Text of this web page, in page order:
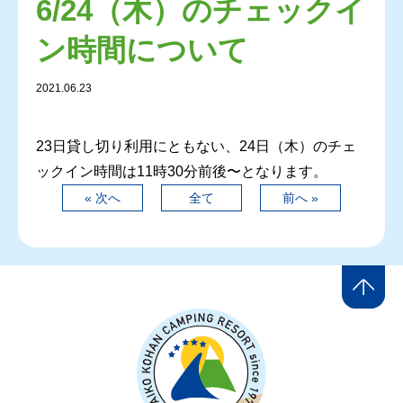
6/24（木）のチェックイ
ン時間について
2021.06.23
23日貸し切り利用にともない、24日（木）のチェ
ックイン時間は11時30分前後〜となります。
« 次へ 全て 前へ »